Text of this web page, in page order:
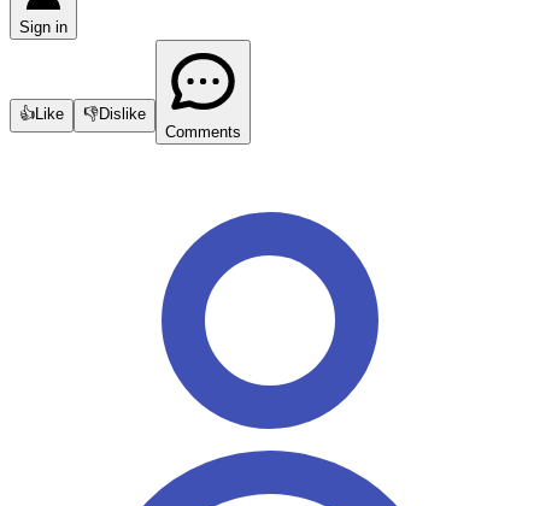
Sign in
👍Like 👎Dislike
Comments